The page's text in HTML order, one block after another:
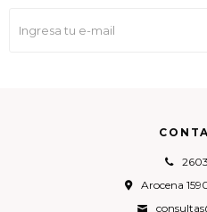
Arocena